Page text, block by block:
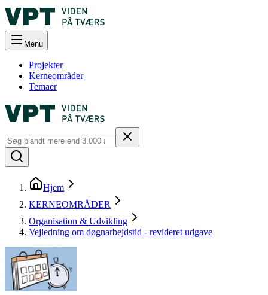
Menu
Projekter
Kerneområder
Temaer
Hjem
KERNEOMRÅDER
Organisation & Udvikling
Vejledning om døgnarbejdstid - revideret udgave